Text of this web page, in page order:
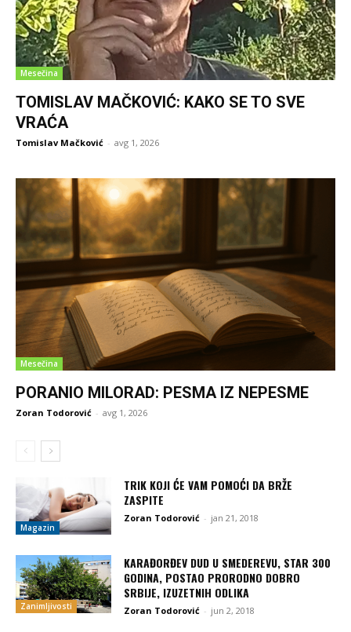
Mesečina
TOMISLAV MAČKOVIĆ: KAKO SE TO SVE
VRAĆA
Tomislav Mačković - avg 1, 2026
Mesečina
PORANIO MILORAD: PESMA IZ NEPESME
Zoran Todorović - avg 1, 2026
Magazin
TRIK KOJI ĆE VAM POMOĆI DA BRŽE
ZASPITE
Zoran Todorović - jan 21, 2018
Zanimljivosti
KARAĐORĐEV DUD U SMEDEREVU, STAR 300
GODINA, POSTAO PRORODNO DOBRO
SRBIJE, IZUZETNIH ODLIKA
Zoran Todorović - jun 2, 2018